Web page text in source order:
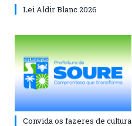
Lei Aldir Blanc 2026
Convida os fazeres de cultura